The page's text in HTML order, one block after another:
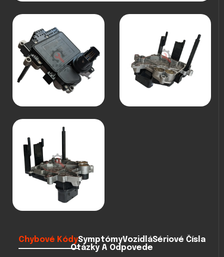
Chybové KódySymptómyVozidláSériové Čísla
Otázky A Odpovede